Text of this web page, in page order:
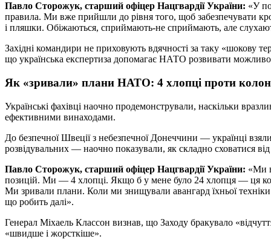
Павло Сторожук, старший офіцер Нацгвардії України: «У
правила. Ми вже прийшли до рівня того, щоб забезпечувати
і пляшки. Обіжаються, сприймають-не сприймають, але
Західні командири не приховують вдячності за таку «шокову
що українська експертиза допомагає НАТО розвивати
Як «зривали» плани НАТО: 4 хлопці проти
Українські фахівці наочно продемонстрували, наскільки
ефективними винаходами.
До безпечної Швеції з небезпечної Донеччини — українці
розвідувальних — наочно показували, як складно сховатися
Павло Сторожук, старший офіцер Нацгвардії України: «Ми
позицій. Ми — 4 хлопці. Якщо б у мене було 24 хлопця — ця
Ми зривали плани. Коли ми знищували авангард їхньої
що робить далі».
Генерал Міхаель Классон визнав, що Заходу бракувало
«швидше і жорсткіше».